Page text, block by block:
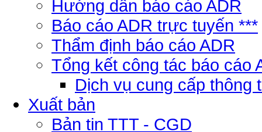
Hướng dẫn báo cáo ADR
Báo cáo ADR trực tuyến ***
Thẩm định báo cáo ADR
Tổng kết công tác báo cáo
Dịch vụ cung cấp thông
Xuất bản
Bản tin TTT - CGD